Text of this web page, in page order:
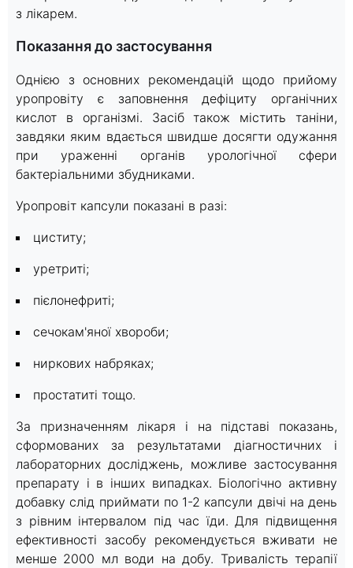
з лікарем.
Показання до застосування
Однією з основних рекомендацій щодо прийому
уропровіту є заповнення дефіциту органічних
кислот в організмі. Засіб також містить таніни,
завдяки яким вдається швидше досягти одужання
при ураженні органів урологічної сфери
бактеріальними збудниками.
Уропровіт капсули показані в разі:
циститу;
уретриті;
пієлонефриті;
сечокам'яної хвороби;
ниркових набряках;
простатиті тощо.
За призначенням лікаря і на підставі показань,
сформованих за результатами діагностичних і
лабораторних досліджень, можливе застосування
препарату і в інших випадках. Біологічно активну
добавку слід приймати по 1-2 капсули двічі на день
з рівним інтервалом під час їди. Для підвищення
ефективності засобу рекомендується вживати не
менше 2000 мл води на добу. Тривалість терапії